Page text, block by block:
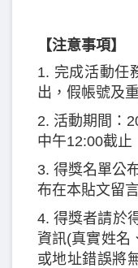
【注意事項】
1. 完成活動任
出，假帳號及
2. 活動期間：
中午12:00截止
3. 得獎名單公
布在本貼文留
4. 得獎者請於
資訊(真實姓名
或地址錯誤將